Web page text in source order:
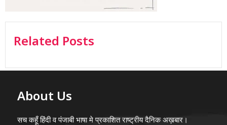
Related Posts
About Us
सच कहूँ हिंदी व पंजाबी भाषा मे प्रकाशित राष्ट्रीय दैनिक अख़बार।